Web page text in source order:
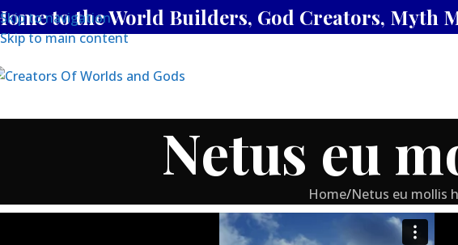
Skip to navigation
Skip to main content
to the World Builders, God Creators, Myth
Netus eu
Home/Netus eu mollis